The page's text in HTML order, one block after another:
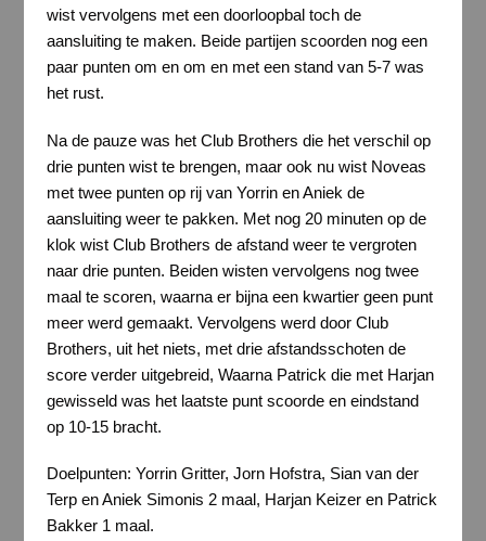
wist vervolgens met een doorloopbal toch de
aansluiting te maken. Beide partijen scoorden nog een
paar punten om en om en met een stand van 5-7 was
het rust.
Na de pauze was het Club Brothers die het verschil op
drie punten wist te brengen, maar ook nu wist Noveas
met twee punten op rij van Yorrin en Aniek de
aansluiting weer te pakken. Met nog 20 minuten op de
klok wist Club Brothers de afstand weer te vergroten
naar drie punten. Beiden wisten vervolgens nog twee
maal te scoren, waarna er bijna een kwartier geen punt
meer werd gemaakt. Vervolgens werd door Club
Brothers, uit het niets, met drie afstandsschoten de
score verder uitgebreid, Waarna Patrick die met Harjan
gewisseld was het laatste punt scoorde en eindstand
op 10-15 bracht.
Doelpunten: Yorrin Gritter, Jorn Hofstra, Sian van der
Terp en Aniek Simonis 2 maal, Harjan Keizer en Patrick
Bakker 1 maal.